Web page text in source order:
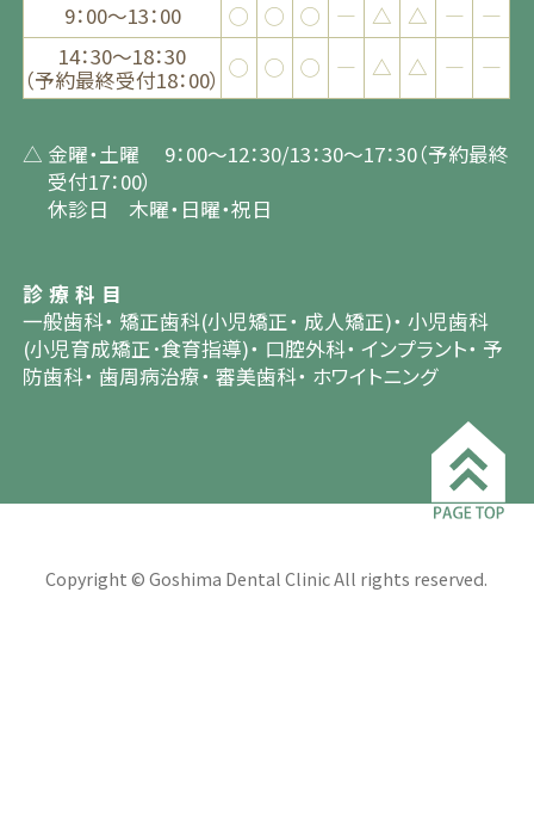
9：00～13：00
◯ ◯ ◯ ― △ △ ―
―
14：30～18：30
（予約最終受付18：00） ◯ ◯ ◯ ― △ △ ― ―
△ 金曜・土曜 9：00〜12：30/13：30〜17：30（予約最終
受付17：00）
休診日 木曜・日曜・祝日
診療科目
一般歯科 矯正歯科(小児矯正 成人矯正) 小児歯科
(小児育成矯正･食育指導)
口腔外科 インプラント
予
防歯科 歯周病治療 審美歯科 ホワイトニング
Copyright © Goshima Dental Clinic All rights reserved.